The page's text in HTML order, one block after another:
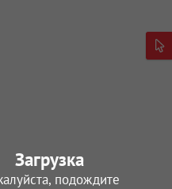
Загрузка
подождите